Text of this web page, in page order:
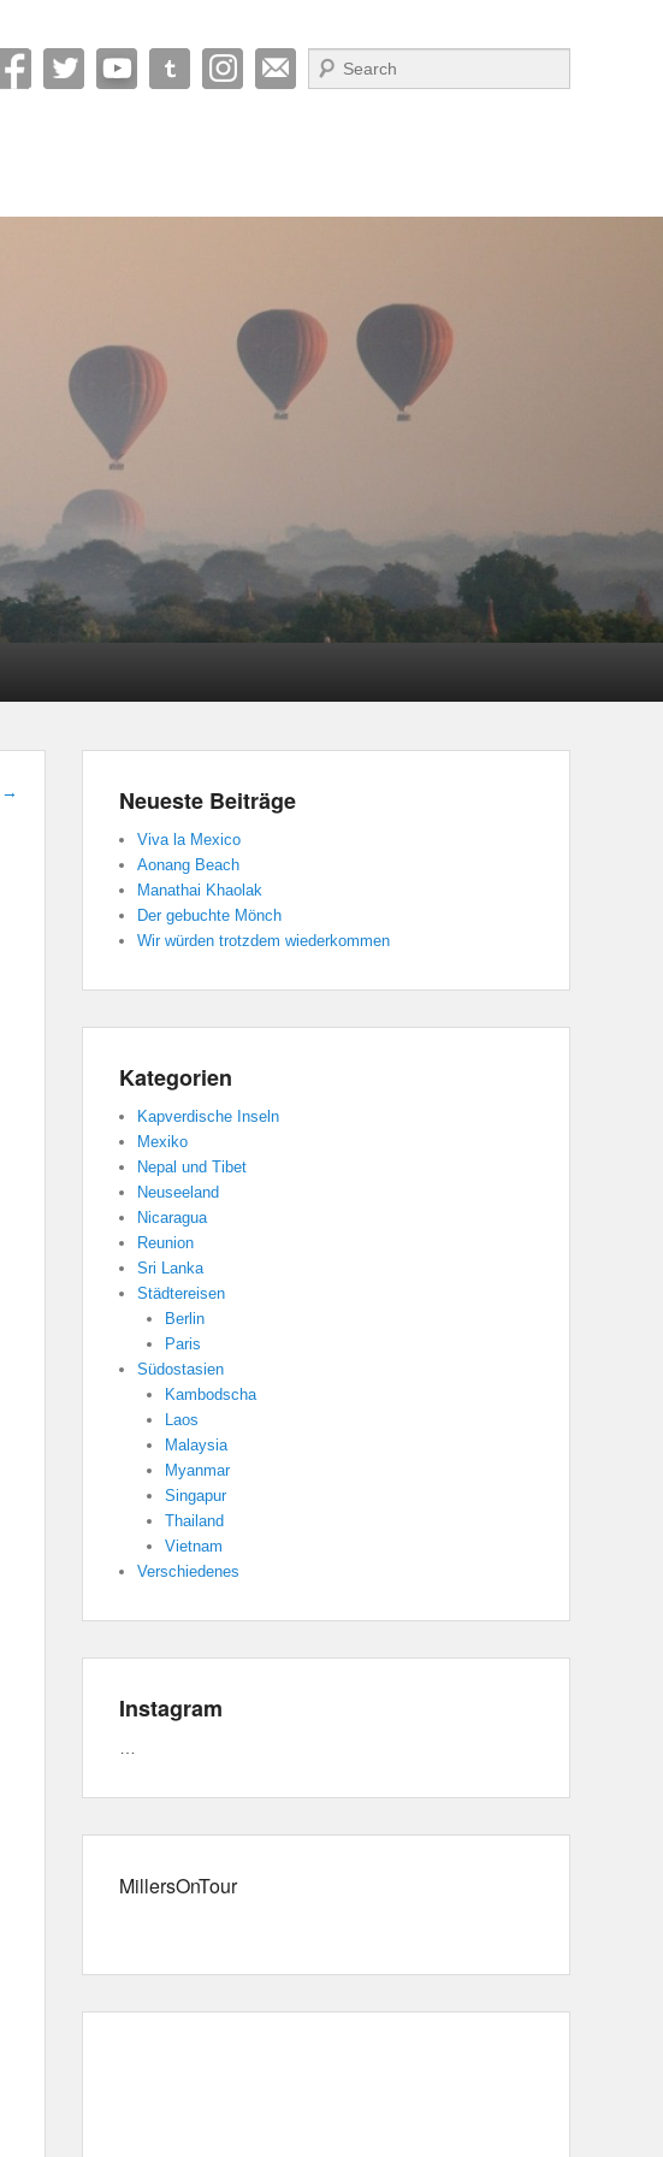
Suche
→ Neueste Beiträge
Viva la Mexico
Aonang Beach
Manathai Khaolak
Der gebuchte Mönch
Wir würden trotzdem wiederkommen
Kategorien
Kapverdische Inseln
Mexiko
Nepal und Tibet
Neuseeland
Nicaragua
Reunion
Sri Lanka
Städtereisen
Berlin
Paris
Südostasien
Kambodscha
Laos
Malaysia
Myanmar
Singapur
Thailand
Vietnam
Verschiedenes
Instagram
MillersOnTour